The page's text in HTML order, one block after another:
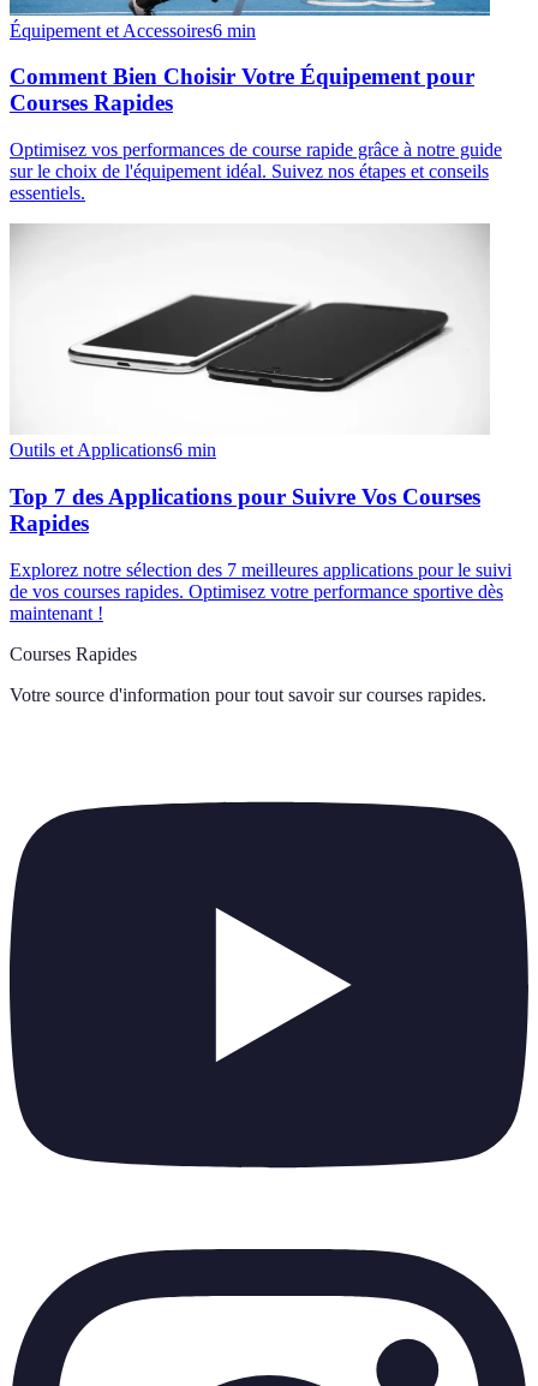
Équipement et Accessoires6 min
Comment Bien Choisir Votre Équipement pour
Courses Rapides
Optimisez vos performances de course rapide grâce à notre guide
sur le choix de l'équipement idéal. Suivez nos étapes et conseils
essentiels.
Outils et Applications6 min
Top 7 des Applications pour Suivre Vos Courses
Rapides
Explorez notre sélection des 7 meilleures applications pour le suivi
de vos courses rapides. Optimisez votre performance sportive dès
maintenant !
Courses Rapides
Votre source d'information pour tout savoir sur courses rapides.